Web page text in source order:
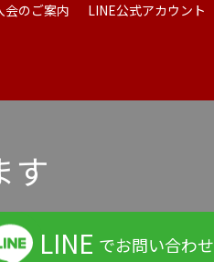
会のご案内 LINE公式アカウント
す
LINE でお問い合わせ